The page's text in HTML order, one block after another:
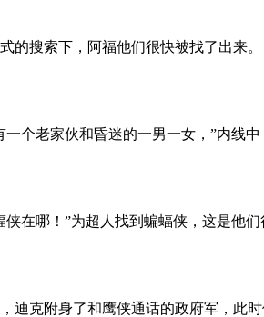
的搜索下，阿福他们很快被找了出来。
个老家伙和昏迷的一男一女，”内线中
在哪！”为超人找到蝙蝠侠，这是他们
迪克附身了和鹰侠通话的政府军，此时